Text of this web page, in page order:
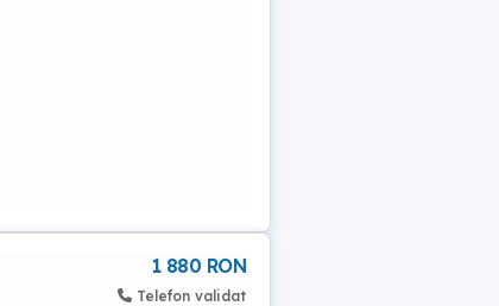
1 880 RON
Telefon validat